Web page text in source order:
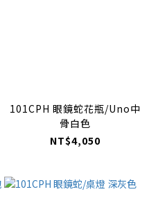
101CPH 眼鏡蛇花瓶/Uno中
骨白色
NT$4,050